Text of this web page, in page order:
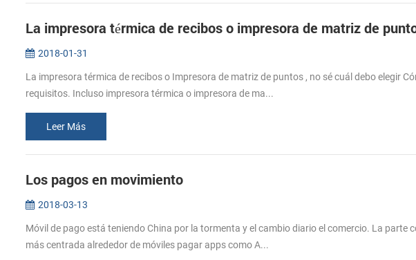
La impresora térmica de recibos o impresora de matriz de
2018-01-31
La impresora térmica de recibos o Impresora de matriz de puntos , no sé cuál debo elegir
requisitos. Incluso impresora térmica o impresora de ma...
Leer Más
Los pagos en movimiento
2018-03-13
Móvil de pago está teniendo China por la tormenta y el cambio diario el comercio. La parte
más centrada alrededor de móviles pagar apps como A...